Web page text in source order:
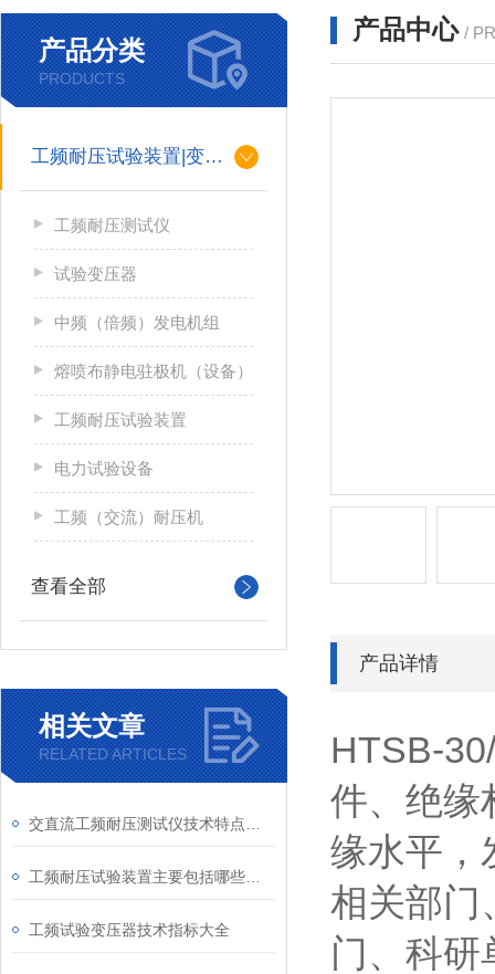
产品分类
PRODUCTS
工频耐压试验装置|变压器
工频耐压测试仪
试验变压器
中频（倍频）发电机组
熔喷布静电驻极机（设备）
工频耐压试验装置
电力试验设备
工频（交流）耐压机
查看全部
相关文章
RELATED ARTICLES
工频试验变压器技术指标大全
产品中心 /
产品详情
HTSB-
件、绝缘
缘水平，
相关部门
门、科研